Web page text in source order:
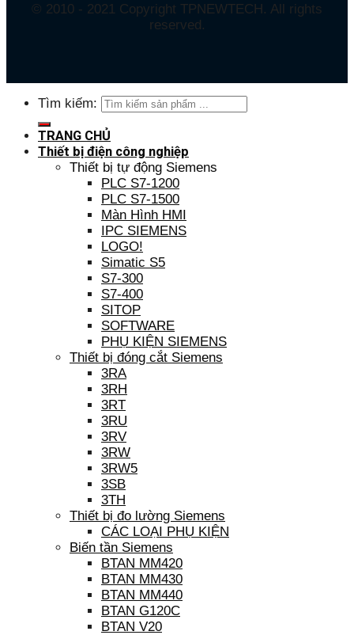
© 2010 - 2021 Copyright TPNEWTECH. All rights
reserved.
Tìm kiếm:
TRANG CHỦ
Thiết bị điện công nghiệp
Thiết bị tự động Siemens
PLC S7-1200
PLC S7-1500
Màn Hình HMI
IPC SIEMENS
LOGO!
Simatic S5
S7-300
S7-400
SITOP
SOFTWARE
PHỤ KIỆN SIEMENS
Thiết bị đóng cắt Siemens
3RA
3RH
3RT
3RU
3RV
3RW
3RW5
3SB
3TH
Thiết bị đo lường Siemens
CÁC LOẠI PHỤ KIỆN
Biến tần Siemens
BTAN MM420
BTAN MM430
BTAN MM440
BTAN G120C
BTAN V20